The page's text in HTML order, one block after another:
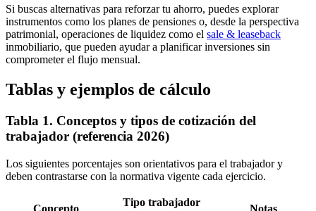
Si buscas alternativas para reforzar tu ahorro, puedes explorar
instrumentos como los planes de pensiones o, desde la perspectiva
patrimonial, operaciones de liquidez como el sale & leaseback
inmobiliario, que pueden ayudar a planificar inversiones sin
comprometer el flujo mensual.
Tablas y ejemplos de cálculo
Tabla 1. Conceptos y tipos de cotización del
trabajador (referencia 2026)
Los siguientes porcentajes son orientativos para el trabajador y
deben contrastarse con la normativa vigente cada ejercicio.
Concepto
Tipo trabajador
Notas